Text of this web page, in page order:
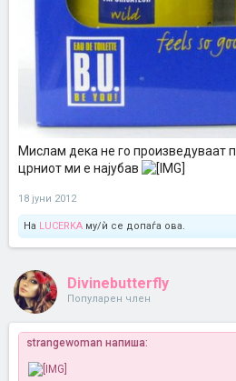
Мислам дека не го произведуваат
црниот ми е најубав
18 јуни 2012
На LUCERKA му/ѝ се допаѓа ова.
Divinebutterfly
Популарен член
strangewoman напиша: